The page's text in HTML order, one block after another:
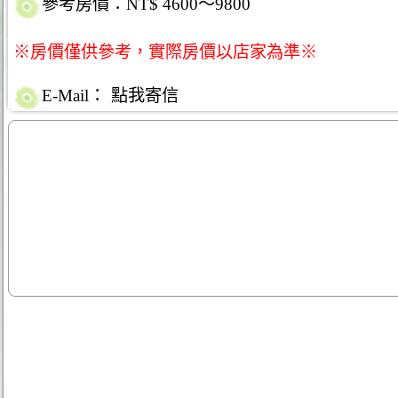
參考房價：NT$ 4600～9800
※房價僅供參考，實際房價以店家為準※
E-Mail： 點我寄信